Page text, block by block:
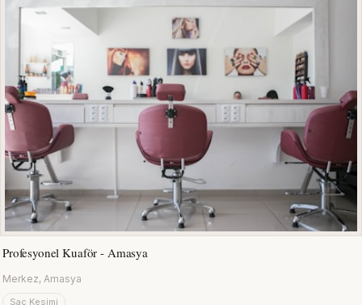
Profesyonel Kuaför - Amasya
Merkez, Amasya
Saç Kesimi